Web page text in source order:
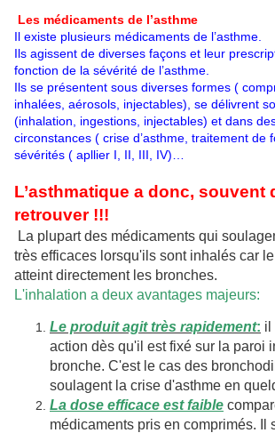
Les médicaments de l’asthme
Il existe plusieurs médicaments de l’asthme.
Ils agissent de diverses façons et leur
fonction de la sévérité de l’asthme.
Ils se présentent sous diverses formes (
inhalées, aérosols, injectables), se délivrent
(inhalation, ingestions, injectables) et dans
circonstances ( crise d’asthme, traitement de
sévérités ( apllier I, II, III, IV)…
L’asthmatique a donc, souvent
retrouver !!!
La plupart des médicaments qui
très efficaces lorsqu'ils sont inhalés car
atteint directement les bronches.
L'inhalation a deux avantages majeurs:
Le produit agit très rapidement: il
action dès qu'il est fixé sur la paroi
bronche. C'est le cas des
soulagent la crise d'asthme en
La dose efficace est faible
médicaments pris en comprimés. Il